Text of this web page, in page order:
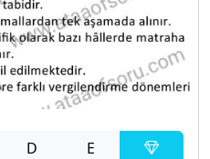
D E